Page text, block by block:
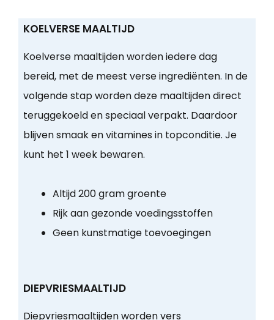
KOELVERSE MAALTIJD
Koelverse maaltijden worden iedere dag
bereid, met de meest verse ingrediënten. In de
volgende stap worden deze maaltijden direct
teruggekoeld en speciaal verpakt. Daardoor
blijven smaak en vitamines in topconditie. Je
kunt het 1 week bewaren.
Altijd 200 gram groente
Rijk aan gezonde voedingsstoffen
Geen kunstmatige toevoegingen
DIEPVRIESMAALTIJD
Diepvriesmaaltijden worden vers